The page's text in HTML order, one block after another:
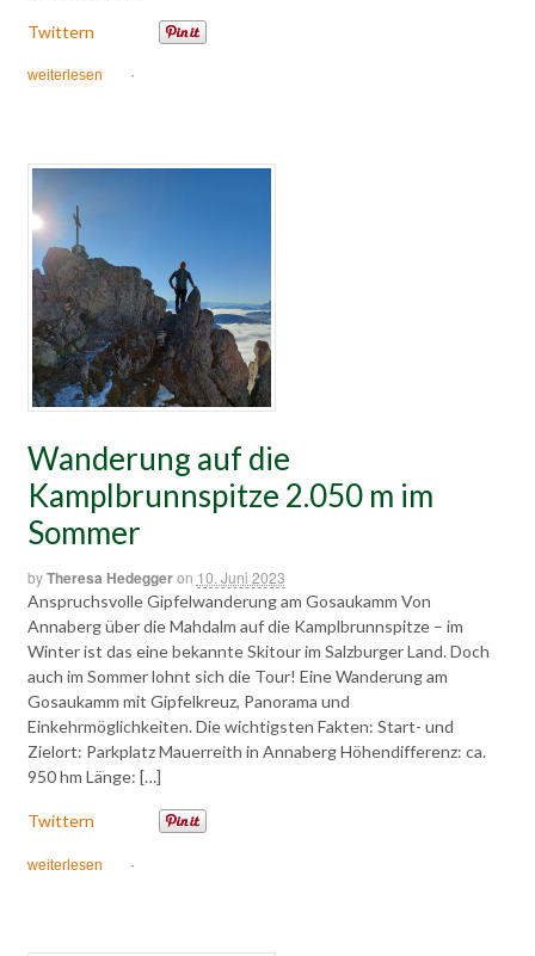
Twittern
weiterlesen ·
Wanderung auf die
Kamplbrunnspitze 2.050 m im
Sommer
byTheresa Hedeggeron 10. Juni 2023
Anspruchsvolle Gipfelwanderung am Gosaukamm Von
Annaberg über die Mahdalm auf die Kamplbrunnspitze – im
Winter ist das eine bekannte Skitour im Salzburger Land. Doch
auch im Sommer lohnt sich die Tour! Eine Wanderung am
Gosaukamm mit Gipfelkreuz, Panorama und
Einkehrmöglichkeiten. Die wichtigsten Fakten: Start- und
Zielort: Parkplatz Mauerreith in Annaberg Höhendifferenz: ca.
950 hm Länge: […]
Twittern
weiterlesen ·